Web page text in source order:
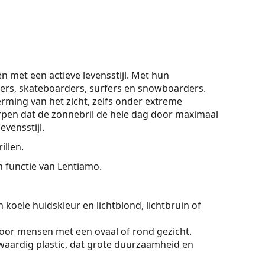
met een actieve levensstijl. Met hun
skateboarders, surfers en snowboarders.
van het zicht, zelfs onder extreme
dat de zonnebril de hele dag door maximaal
functie van Lentiamo.
koele huidskleur en lichtblond, lichtbruin of
mensen met een ovaal of rond gezicht.
plastic, dat grote duurzaamheid en